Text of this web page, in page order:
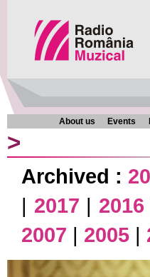
About us Events
>
Archived :
| 2017 | 2016
2007 | 2005 |